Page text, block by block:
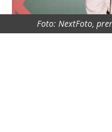
Foto: NextFoto,